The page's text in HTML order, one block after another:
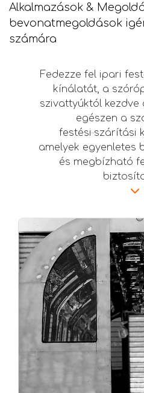
Alkalmazások &
bevonatmegoldások
számára
Fedezze fel ipari
kínálatát, a
szivattyúktól
egészen a
festési‑szárítási
amelyek egyenletes
és megbízható